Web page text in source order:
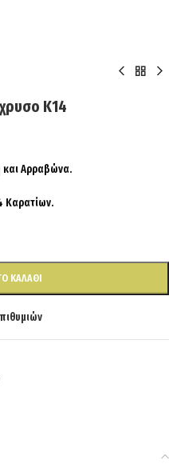
Κ14
και Αρραβώνα.
Καρατίων.
ΚΑΛΆΘΙ